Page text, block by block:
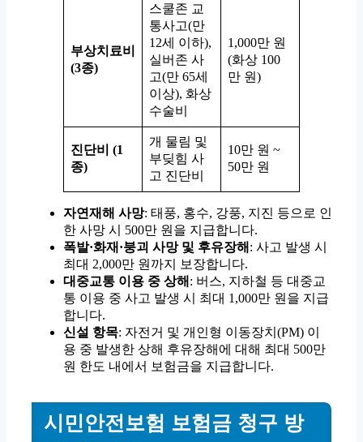
부상치료비
(3종)
스쿨존 교
통사고(만
12세 이하),
실버존 사
고(만 65세
이상), 화상
수술비
1,000만 원
(화상 100
만 원)
진단비 (1
종)
개 물림 및
부딪힘 사
고 진단비
10만 원 ~
50만 원
자연재해 사망: 태풍, 홍수, 강풍, 지진 등으로 인
한 사망 시 500만 원을 지급합니다.
폭발·화재·붕괴 사망 및 후유장해 : 사고 발생 시
최대 2,000만 원까지 보장합니다.
대중교통 이용 중 상해 : 버스, 지하철 등 대중교
통 이용 중 사고 발생 시 최대 1,000만 원을 지급
합니다.
신설 항목: 자전거 및 개인형 이동장치(PM) 이
용 중 발생한 상해 후유장해에 대해 최대 500만
원 한도 내에서 보험금을 지급합니다.
시민안전보험 보험금 청구 방